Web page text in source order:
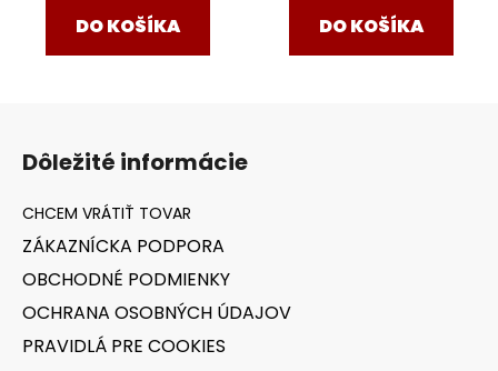
DO KOŠÍKA DO KOŠÍKA
Dôležité informácie
ZÁKAZNÍCKA PODPORA
OBCHODNÉ PODMIENKY
OCHRANA OSOBNÝCH ÚDAJOV
PRAVIDLÁ PRE COOKIES